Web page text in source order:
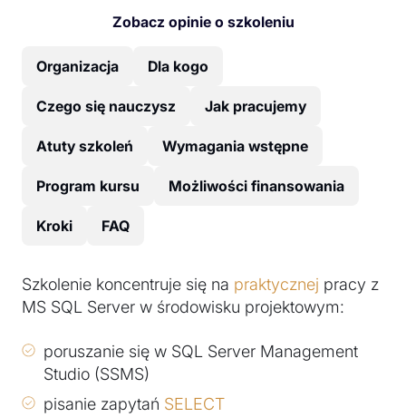
Zobacz opinie o szkoleniu
Organizacja Dla kogo
Czego się nauczysz Jak pracujemy
Atuty szkoleń Wymagania wstępne
Program kursu Możliwości finansowania
Kroki FAQ
Szkolenie koncentruje się na praktycznej pracy z
MS SQL Server w środowisku projektowym:
poruszanie się w SQL Server Management
Studio (SSMS)
pisanie zapytań SELECT